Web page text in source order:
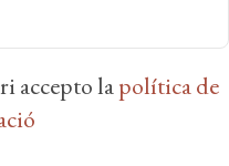
accepto lapolítica de